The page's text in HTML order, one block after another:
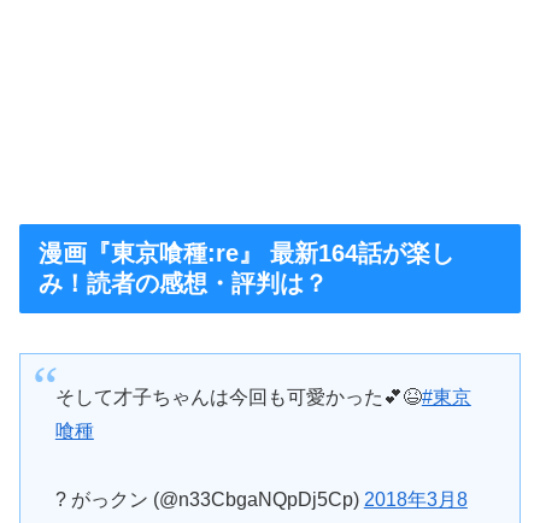
漫画『東京喰種:re』 最新164話が楽し
み！読者の感想・評判は？
そして才子ちゃんは今回も可愛かった💕😆#東京
喰種
? がっクン (@n33CbgaNQpDj5Cp) 2018年3月8